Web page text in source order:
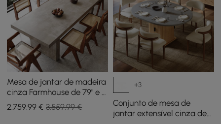
Mesa de jantar de madeira
cinza Farmhouse de 79" e 8
cadeiras de jantar de
rattan Walnut Japandi
2.759,99 € 3.559,99 €
+3
Conjunto de mesa de
jantar extensível cinza de